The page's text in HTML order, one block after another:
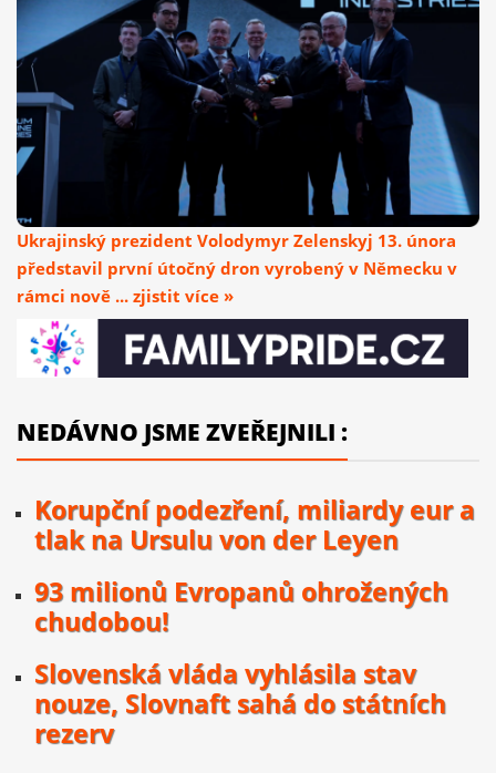
Ukrajinský prezident Volodymyr Zelenskyj 13. února
představil první útočný dron vyrobený v Německu v
rámci nově ... zjistit více »
NEDÁVNO JSME ZVEŘEJNILI :
Korupční podezření, miliardy eur a
tlak na Ursulu von der Leyen
93 milionů Evropanů ohrožených
chudobou!
Slovenská vláda vyhlásila stav
nouze, Slovnaft sahá do státních
rezerv